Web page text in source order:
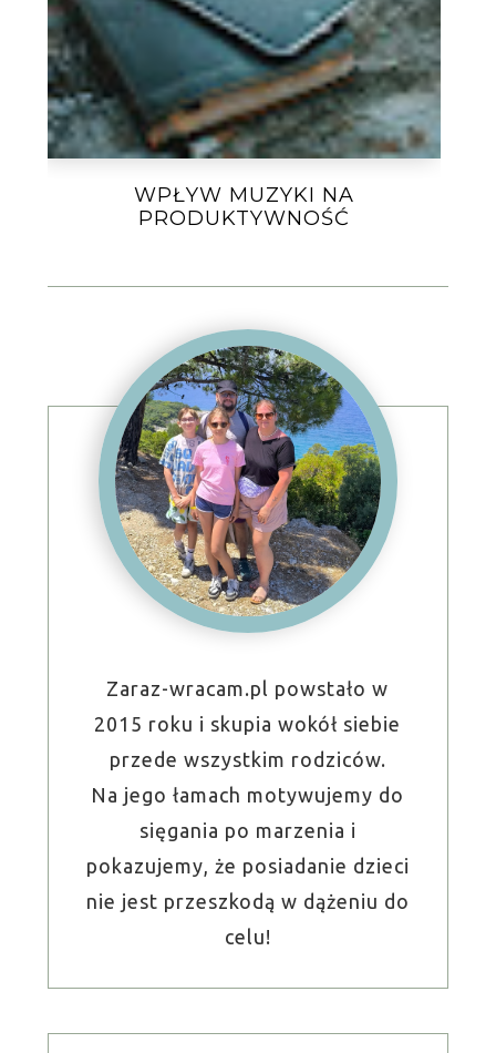
WPŁYW MUZYKI NA
PRODUKTYWNOŚĆ
Zaraz-wracam.pl powstało w
2015 roku i skupia wokół siebie
przede wszystkim rodziców.
Na jego łamach motywujemy do
sięgania po marzenia i
pokazujemy, że posiadanie dzieci
nie jest przeszkodą w dążeniu do
celu!